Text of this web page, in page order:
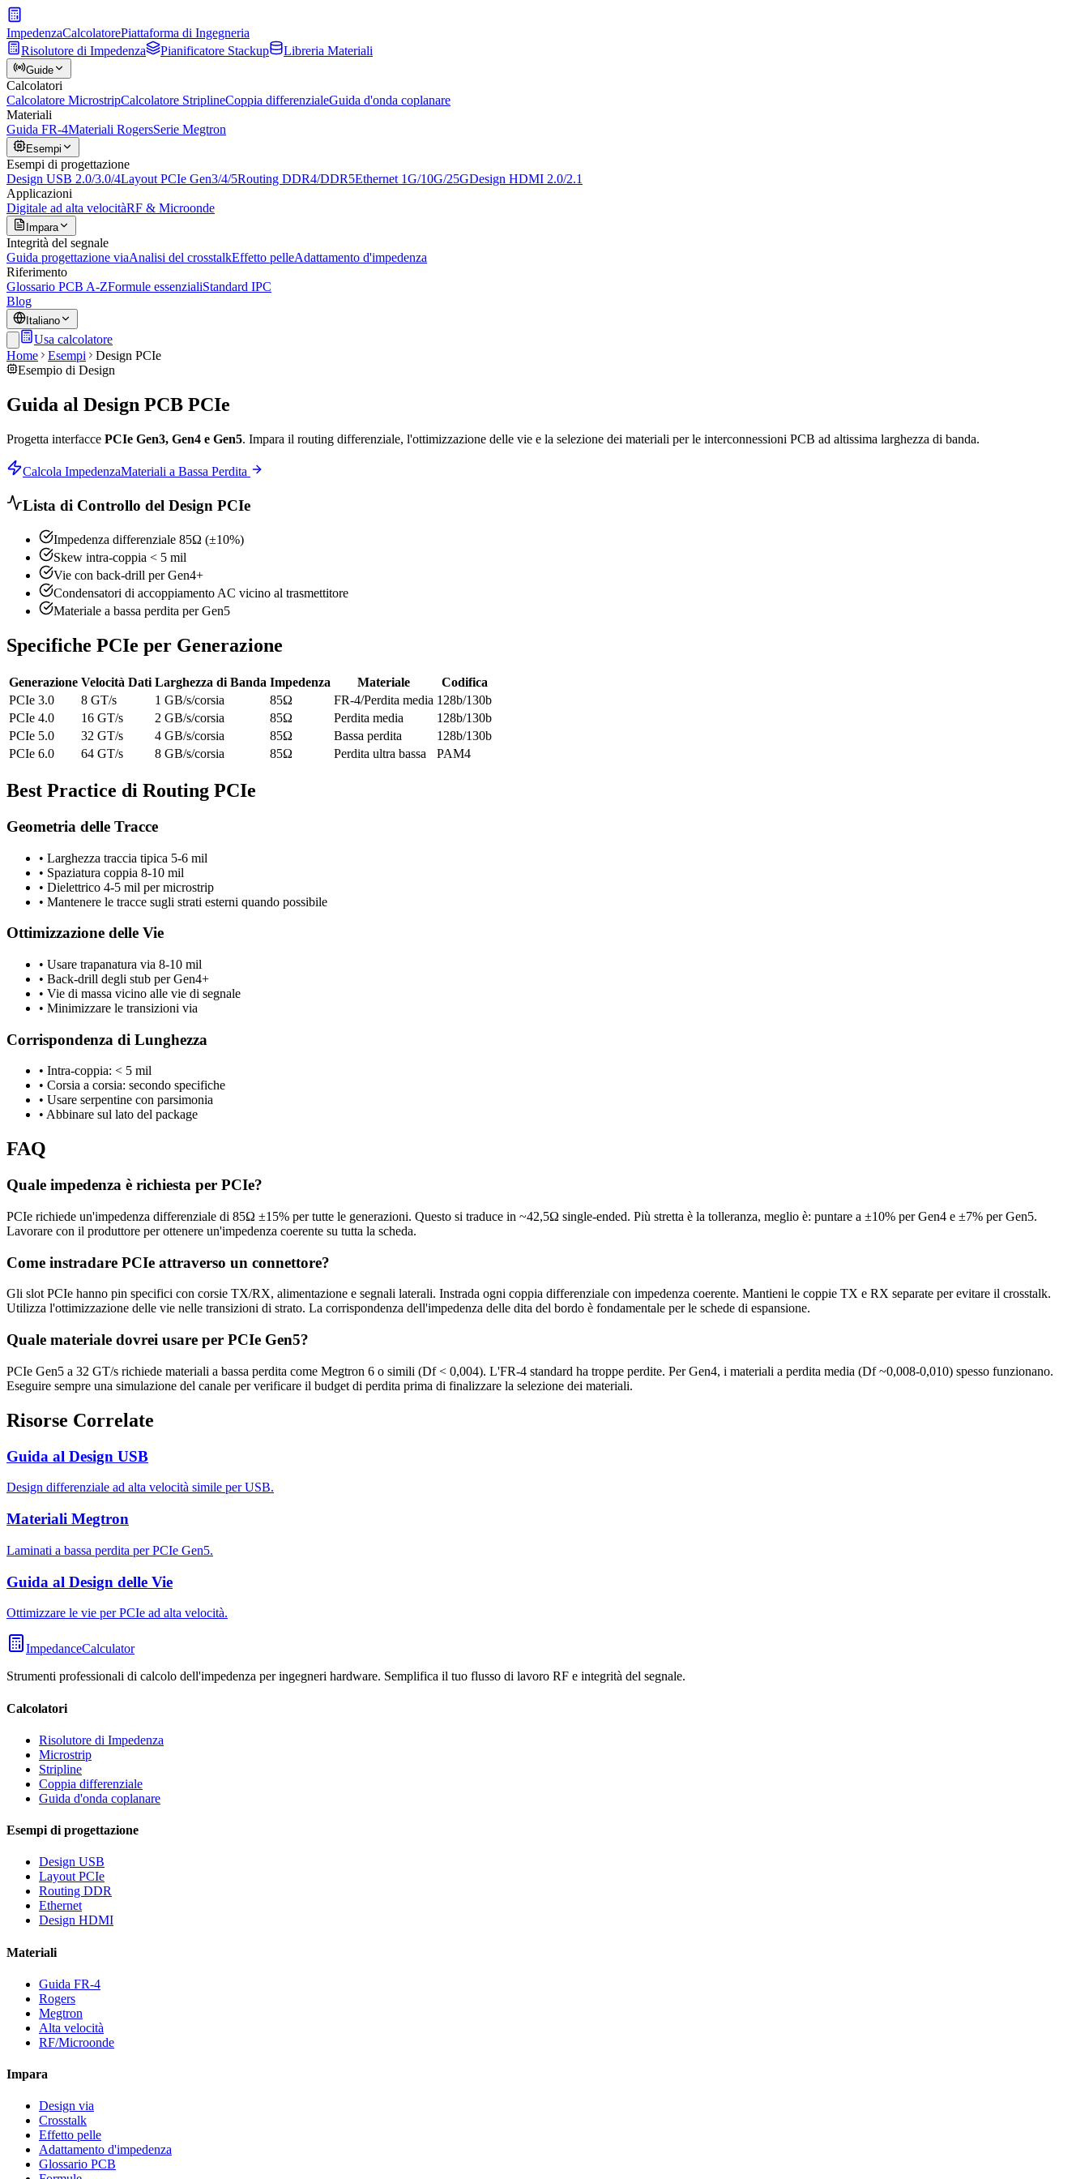
ImpedenzaCalcolatorePiattaforma di Ingegneria
Risolutore di Impedenza
Pianificatore Stackup Libreria Materiali
Guide
Calcolatori
Calcolatore MicrostripCalcolatore StriplineCoppia differenzialeGuida d'onda coplanare
Materiali
Guida FR-4Materiali RogersSerie Megtron
Esempi
Esempi di progettazione
Design USB 2.0/3.0/4Layout PCIe Gen3/4/5Routing DDR4/DDR5Ethernet 1G/10G/25GDesign HDMI 2.0/2.1
Applicazioni
Digitale ad alta velocitàRF & Microonde
Impara
Integrità del segnale
Guida progettazione viaAnalisi del crosstalkEffetto pelleAdattamento d'impedenza
Riferimento
Glossario PCB A-ZFormule essenzialiStandard IPC
Blog
Italiano
Usa calcolatore
Home
Esempi
Design PCIe
Esempio di Design
Guida al Design PCB PCIe
Progetta interfacce PCIe Gen3, Gen4 e Gen5. Impara il routing differenziale, l'ottimizzazione delle vie e la selezione dei materiali per le interconnessioni PCB ad altissima larghezza di banda.
Calcola ImpedenzaMateriali a Bassa Perdita
Lista di Controllo del Design PCIe
Impedenza differenziale 85Ω (±10%)
Skew intra-coppia < 5 mil
Vie con back-drill per Gen4+
Condensatori di accoppiamento AC vicino al trasmettitore
Materiale a bassa perdita per Gen5
Specifiche PCIe per Generazione
Generazione Velocità Dati Larghezza di Banda Impedenza Materiale
Codifica
PCIe 3.0
8 GT/s 1 GB/s/corsia 85Ω FR-4/Perdita media 128b/130b
PCIe 4.0
16 GT/s 2 GB/s/corsia 85Ω Perdita media
128b/130b
PCIe 5.0
32 GT/s 4 GB/s/corsia 85Ω Bassa perdita
128b/130b
PCIe 6.0
64 GT/s 8 GB/s/corsia 85Ω Perdita ultra bassa PAM4
Best Practice di Routing PCIe
Geometria delle Tracce
• Larghezza traccia tipica 5-6 mil
• Spaziatura coppia 8-10 mil
• Dielettrico 4-5 mil per microstrip
• Mantenere le tracce sugli strati esterni quando possibile
Ottimizzazione delle Vie
• Usare trapanatura via 8-10 mil
• Back-drill degli stub per Gen4+
• Vie di massa vicino alle vie di segnale
• Minimizzare le transizioni via
Corrispondenza di Lunghezza
• Intra-coppia: < 5 mil
• Corsia a corsia: secondo specifiche
• Usare serpentine con parsimonia
• Abbinare sul lato del package
FAQ
Quale impedenza è richiesta per PCIe?
PCIe richiede un'impedenza differenziale di 85Ω ±15% per tutte le generazioni. Questo si traduce in ~42,5Ω single-ended. Più stretta è la tolleranza, meglio è: puntare a ±10% per Gen4 e ±7% per Gen5.
Lavorare con il produttore per ottenere un'impedenza coerente su tutta la scheda.
Come instradare PCIe attraverso un connettore?
Gli slot PCIe hanno pin specifici con corsie TX/RX, alimentazione e segnali laterali. Instrada ogni coppia differenziale con impedenza coerente. Mantieni le coppie TX e RX separate per evitare il crosstalk.
Utilizza l'ottimizzazione delle vie nelle transizioni di strato. La corrispondenza dell'impedenza delle dita del bordo è fondamentale per le schede di espansione.
Quale materiale dovrei usare per PCIe Gen5?
PCIe Gen5 a 32 GT/s richiede materiali a bassa perdita come Megtron 6 o simili (Df < 0,004). L'FR-4 standard ha troppe perdite. Per Gen4, i materiali a perdita media (Df ~0,008-0,010) spesso funzionano.
Eseguire sempre una simulazione del canale per verificare il budget di perdita prima di finalizzare la selezione dei materiali.
Risorse Correlate
Guida al Design USB
Design differenziale ad alta velocità simile per USB.
Materiali Megtron
Laminati a bassa perdita per PCIe Gen5.
Guida al Design delle Vie
Ottimizzare le vie per PCIe ad alta velocità.
ImpedanceCalculator
Strumenti professionali di calcolo dell'impedenza per ingegneri hardware. Semplifica il tuo flusso di lavoro RF e integrità del segnale.
Calcolatori
Risolutore di Impedenza
Microstrip
Stripline
Coppia differenziale
Guida d'onda coplanare
Esempi di progettazione
Design USB
Layout PCIe
Routing DDR
Ethernet
Design HDMI
Materiali
Guida FR-4
Rogers
Megtron
Alta velocità
RF/Microonde
Impara
Design via
Crosstalk
Effetto pelle
Adattamento d'impedenza
Glossario PCB